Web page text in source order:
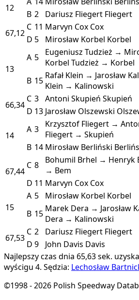
12
B 2 Dariusz Fliegert Fliegert
67,12
C 11 Marvyn Cox Cox
D 5 Mirosław Korbel Korbel
13
A 5
Eugeniusz Tudzież →
Korbel Tudzież → Korbel
B 15 Rafał Klein → Jarosław
Klein → Kalinowski
66,34
C 3 Antoni Skupień Skupień
D 13 Jarosław Olszewski
14
A 3
Krzysztof Fliegert →
Fliegert → Skupień
B 14 Mirosław Berliński
67,44
C 8 Bohumil Brhel → Henryk
→ Bem
D 11 Marvyn Cox Cox
15
A 5 Mirosław Korbel Korbel
B 15 Marek Dera → Jarosław
Dera → Kalinowski
67,53
C 2 Dariusz Fliegert Fliegert
D 9 John Davis Davis
Najlepszy czas dnia 65,63 sek.
wyścigu 4. Sędzia: Lechosław
©1998 - 2026 Polish Speedway